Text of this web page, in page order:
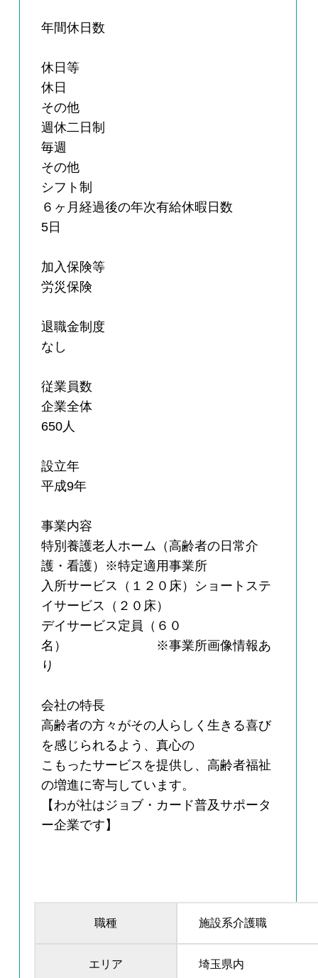
年間休日数
休日等
休日
その他
週休二日制
毎週
その他
シフト制
６ヶ月経過後の年次有給休暇日数
5日
加入保険等
労災保険
退職金制度
なし
従業員数
企業全体
650人
設立年
平成9年
事業内容
特別養護老人ホーム（高齢者の日常介
護・看護）※特定適用事業所
入所サービス（１２０床）ショートステ
イサービス（２０床）
デイサービス定員（６０
名） ※事業所画像情報あ
り
会社の特長
高齢者の方々がその人らしく生きる喜び
を感じられるよう、真心の
こもったサービスを提供し、高齢者福祉
の増進に寄与しています。
【わが社はジョブ・カード普及サポータ
ー企業です】
職種 施設系介護職
エリア 埼玉県内